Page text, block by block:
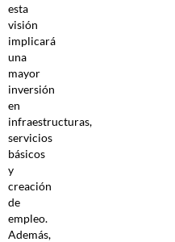
esta
visión
implicará
una
mayor
inversión
en
infraestructuras,
servicios
básicos
y
creación
de
empleo.
Además,